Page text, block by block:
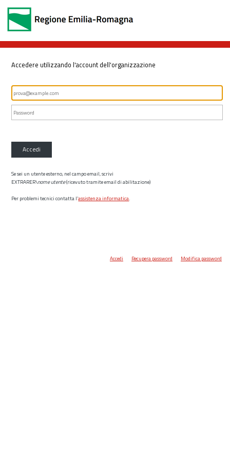
Accedere utilizzando l'account dell'organizzazione
Accedi
Se sei un utente esterno, nel campo email, scrivi
EXTRARER\nome utente(ricevuto tramite email di abilitazione)
Per problemi tecnici contatta l’assistenza informatica.
Accedi Recupera password Modifica password